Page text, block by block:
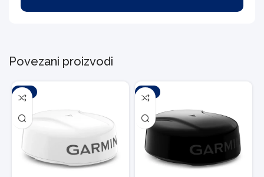
Povezani proizvodi
-10% -10%